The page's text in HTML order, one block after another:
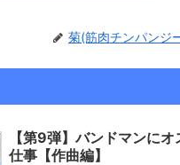
菊(筋肉チンパンジ
【第9弾】バンドマンに
仕事【作曲編】